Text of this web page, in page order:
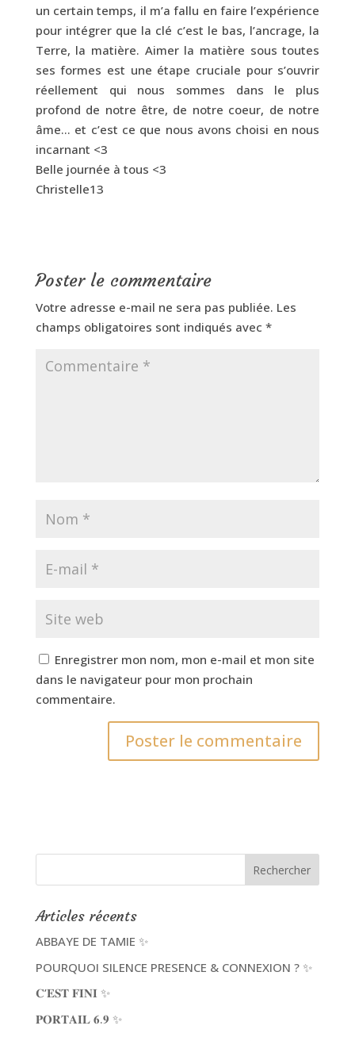
un certain temps, il m’a fallu en faire l’expérience
pour intégrer que la clé c’est le bas, l’ancrage, la
Terre, la matière. Aimer la matière sous toutes
ses formes est une étape cruciale pour s’ouvrir
réellement qui nous sommes dans le plus
profond de notre être, de notre coeur, de notre
âme… et c’est ce que nous avons choisi en nous
incarnant <3
Belle journée à tous <3
Christelle13
Poster le commentaire
Votre adresse e-mail ne sera pas publiée. Les
champs obligatoires sont indiqués avec *
Enregistrer mon nom, mon e-mail et mon site
dans le navigateur pour mon prochain
commentaire.
Articles récents
ABBAYE DE TAMIE ✨
POURQUOI SILENCE PRESENCE & CONNEXION ? ✨
𝐂’𝐄𝐒𝐓 𝐅𝐈𝐍𝐈 ✨
𝐏𝐎𝐑𝐓𝐀𝐈𝐋 𝟔.𝟗 ✨